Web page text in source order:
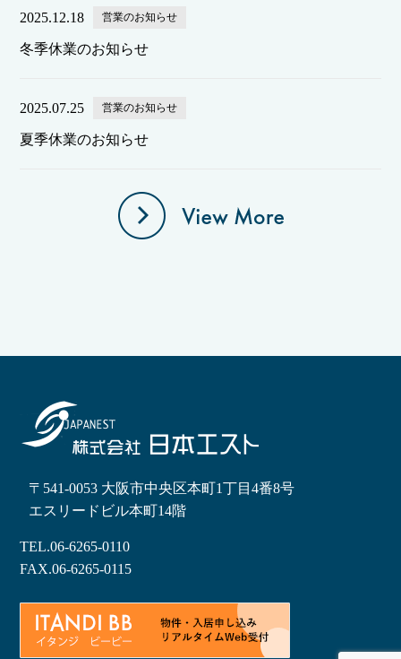
2025.12.18 営業のお知らせ
冬季休業のお知らせ
2025.07.25 営業のお知らせ
夏季休業のお知らせ
〒541-0053 大阪市中央区本町1丁目4番8号
エスリードビル本町14階
TEL.06-6265-0110
FAX.06-6265-0115